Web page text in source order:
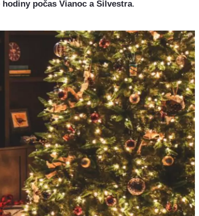
hodiny počas Vianoc a Silvestra.